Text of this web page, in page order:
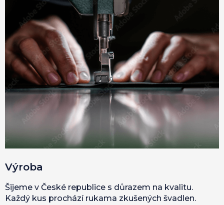
Výroba
Šijeme v České republice s důrazem na kvalitu.
Každý kus prochází rukama zkušených švadlen.